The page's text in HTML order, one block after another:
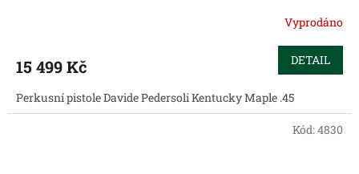
Vyprodáno
15 499 Kč DETAIL
Perkusní pistole Davide Pedersoli Kentucky Maple .45
Kód:4830